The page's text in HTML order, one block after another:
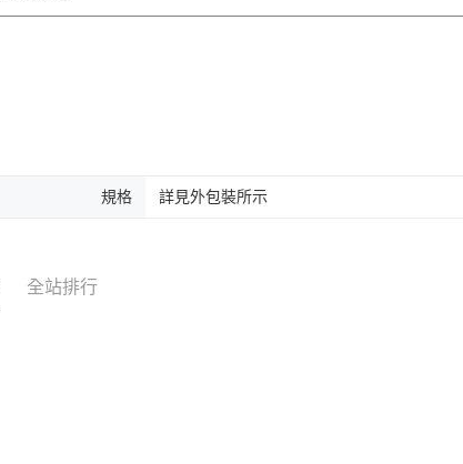
規格 詳見外包裝所示
全站排行